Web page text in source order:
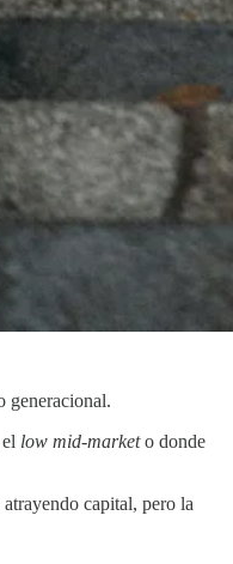
generacional.
low mid-marketo donde
capital, pero la